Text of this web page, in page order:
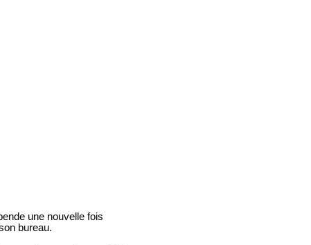
une nouvelle fois
bureau.